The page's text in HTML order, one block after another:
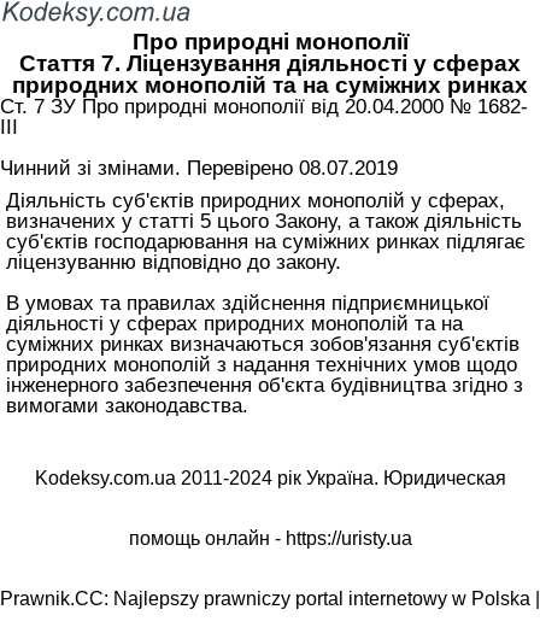
Про природні монополії
Стаття 7. Ліцензування діяльності у сферах
природних монополій та на суміжних ринках
Ст. 7 ЗУ Про природні монополії від 20.04.2000 № 1682-
III
Чинний зі змінами. Перевірено 08.07.2019
Діяльність суб'єктів природних монополій у сферах,
визначених у статті 5 цього Закону, а також діяльність
суб'єктів господарювання на суміжних ринках підлягає
ліцензуванню відповідно до закону.
В умовах та правилах здійснення підприємницької
діяльності у сферах природних монополій та на
суміжних ринках визначаються зобов'язання суб'єктів
природних монополій з надання технічних умов щодо
інженерного забезпечення об'єкта будівництва згідно з
вимогами законодавства.
Kodeksy.com.ua 2011-2024 рік Україна. Юридическая
помощь онлайн - https://uristy.ua
Prawnik.CC: Najlepszy prawniczy portal internetowy w Polska |